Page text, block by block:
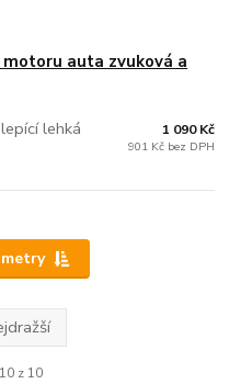
auta zvuková a
lehká 1 090 Kč
901 Kč bez DPH
z 10